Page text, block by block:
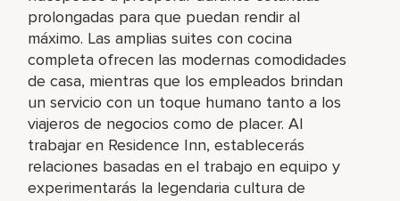
prolongadas para que puedan rendir al
máximo. Las amplias suites con cocina
completa ofrecen las modernas comodidades
de casa, mientras que los empleados brindan
un servicio con un toque humano tanto a los
viajeros de negocios como de placer. Al
trabajar en Residence Inn, establecerás
relaciones basadas en el trabajo en equipo y
experimentarás la legendaria cultura de